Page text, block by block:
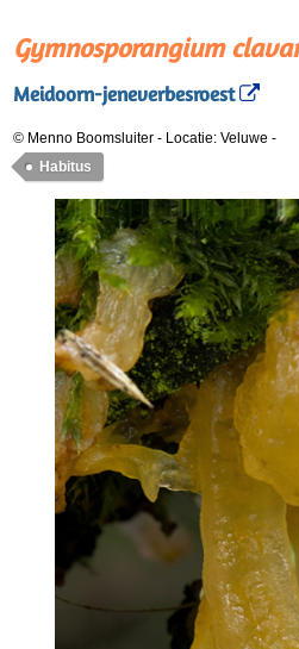
Gymnosporangium
Meidoorn-jeneverbesroest
© Menno Boomsluiter - Locatie: Veluwe -
Habitus